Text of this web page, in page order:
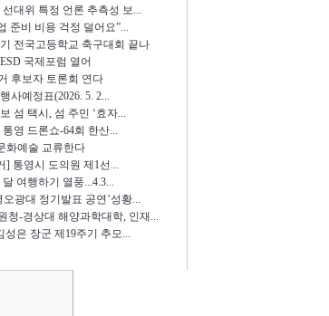
대위 특정 언론 추측성 보...
준비 비용 걱정 덜어요”...
전국고등학교 축구대회 끝나
국제포럼 열어
후보자 토론회 연다
사예정표(2026. 5. 2...
섬 택시, 섬 주민 ‘효자...
통영 드론쇼-64회 한산...
화예술 교류한다
] 통영시 도의원 제1선...
여행하기 열풍...4.3...
오광대 정기발표 공연’성황...
청-경상대 해양과학대학, 인재...
성은 장군 제19주기 추모...